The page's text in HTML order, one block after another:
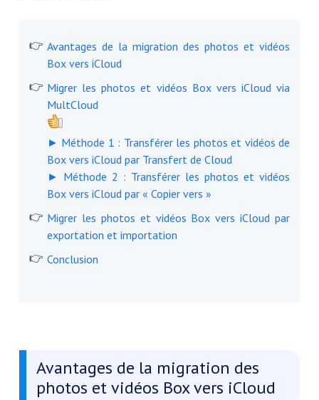
Avantages de la migration des photos et vidéos
Box vers iCloud
Migrer les photos et vidéos Box vers iCloud via
MultCloud
► Méthode 1 : Transférer les photos et vidéos de
Box vers iCloud par Transfert de Cloud
► Méthode 2 : Transférer les photos et vidéos
Box vers iCloud par « Copier vers »
Migrer les photos et vidéos Box vers iCloud par
exportation et importation
Conclusion
​Avantages de la migration des
photos et vidéos Box vers iCloud